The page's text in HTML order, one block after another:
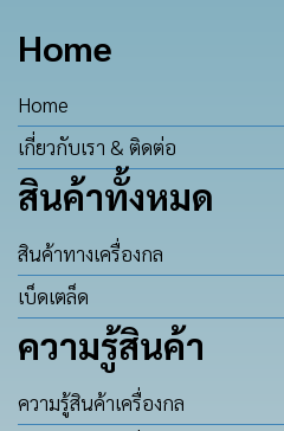
Home
Home
เกี่ยวกับเรา & ติดต่อ
สินค้าทั้งหมด
สินค้าทางเครื่องกล
เบ็ดเตล็ด
ความรู้สินค้า
ความรู้สินค้าเครื่องกล